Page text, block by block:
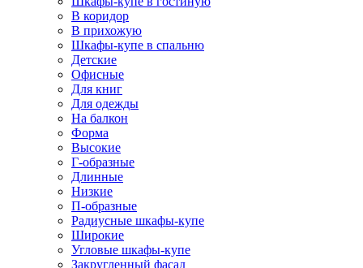
В коридор
В прихожую
Шкафы-купе в спальню
Детские
Офисные
Для книг
Для одежды
На балкон
Форма
Высокие
Г-образные
Длинные
Низкие
П-образные
Радиусные шкафы-купе
Широкие
Угловые шкафы-купе
Закругленный фасад